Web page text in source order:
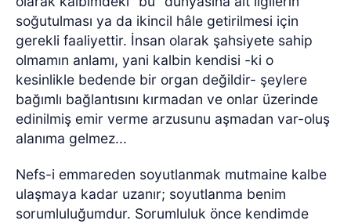
soğutulması ya da ikincil hâle getirilmesi için
gerekli faaliyettir. İnsan olarak şahsiyete sahip
olmamın anlamı, yani kalbin kendisi -ki o
kesinlikle bedende bir organ değildir- şeylere
bağımlı bağlantısını kırmadan ve onlar üzerinde
edinilmiş emir verme arzusunu aşmadan var-oluş
alanıma gelmez...
Nefs-i emmareden soyutlanmak mutmaine kalbe
ulaşmaya kadar uzanır; soyutlanma benim
sorumluluğumdur. Sorumluluk önce kendimde